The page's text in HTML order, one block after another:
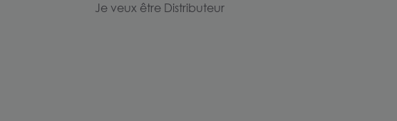
Je veux être Distributeur